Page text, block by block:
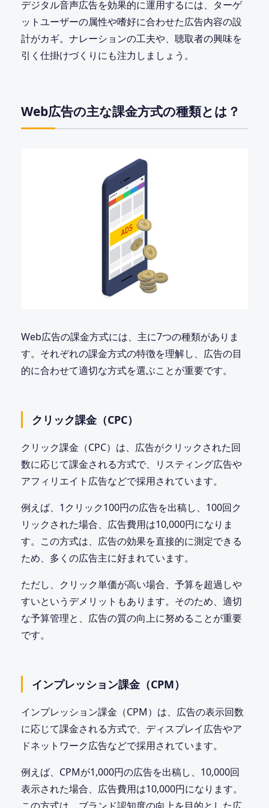
デジタル音声広告を効果的に運用するには、ターゲ
ットユーザーの属性や嗜好に合わせた広告内容の設
計がカギ。ナレーションの工夫や、聴取者の興味を
引く仕掛けづくりにも注力しましょう。
Web広告の主な課金方式の種類とは？
Web広告の課金方式には、主に7つの種類がありま
す。それぞれの課金方式の特徴を理解し、広告の目
的に合わせて適切な方式を選ぶことが重要です。
クリック課金（CPC）
クリック課金（CPC）は、広告がクリックされた回
数に応じて課金される方式で、リスティング広告や
アフィリエイト広告などで採用されています。
例えば、1クリック100円の広告を出稿し、100回ク
リックされた場合、広告費用は10,000円になりま
す。この方式は、広告の効果を直接的に測定できる
ため、多くの広告主に好まれています。
ただし、クリック単価が高い場合、予算を超過しや
すいというデメリットもあります。そのため、適切
な予算管理と、広告の質の向上に努めることが重要
です。
インプレッション課金（CPM）
インプレッション課金（CPM）は、広告の表示回数
に応じて課金される方式で、ディスプレイ広告やア
ドネットワーク広告などで採用されています。
例えば、CPMが1,000円の広告を出稿し、10,000回
表示された場合、広告費用は10,000円になります。